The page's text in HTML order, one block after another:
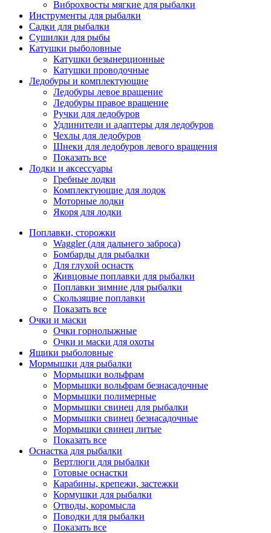
Виброхвосты мягкие для рыбалки
Инструменты для рыбалки
Садки для рыбалки
Сушилки для рыбы
Катушки рыболовные
Катушки безынерционные
Катушки проводочные
Ледобуры и комплектующие
Ледобуры левое вращение
Ледобуры правое вращение
Ручки для ледобуров
Удлинители и адаптеры для ледобуров
Чехлы для ледобуров
Шнеки для ледобуров левого вращения
Показать все
Лодки и аксессуары
Гребные лодки
Комплектующие для лодок
Моторные лодки
Якоря для лодки
Поплавки, сторожки
Waggler (для дальнего заброса)
Бомбарды для рыбалки
Для глухой оснастк
Живцовые поплавки для рыбалки
Поплавки зимние для рыбалки
Скользящие поплавки
Показать все
Очки и маски
Очки горнолыжные
Очки и маски для охоты
Ящики рыболовные
Мормышки для рыбалки
Мормышки вольфрам
Мормышки вольфрам безнасадочные
Мормышки полимерные
Мормышки свинец для рыбалки
Мормышки свинец безнасадочные
Мормышки свинец литые
Показать все
Оснастка для рыбалки
Вертлюги для рыбалки
Готовые оснастки
Карабины, крепежи, застежки
Кормушки для рыбалки
Отводы, коромысла
Поводки для рыбалки
Показать все